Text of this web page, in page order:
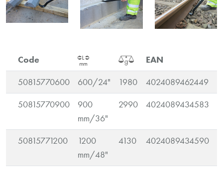
Code EAN
50815770600 600/24" 1980 4024089462449
50815770900
900
mm/36"
2990 4024089434583
50815771200
1200
mm/48"
4130 4024089434590